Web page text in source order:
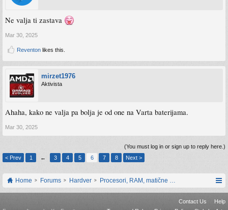
Ne valja ti zastava
Mar 30, 2025
Reventon likes this.
mirzet1976
Aktivista
Ahaha, kako ne valja pa bolja je od one na Varta baterijama.
Mar 30, 2025
(You must log in or sign up to reply here.)
< Prev
1 ← 3 4 5 6 7 8 Next >
Home Forums Hardver Procesori, RAM, matične ploče i grafičke
Contact Us
Help